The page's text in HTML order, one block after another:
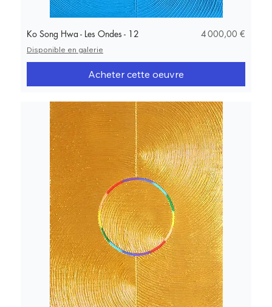
Ko Song Hwa - Les Ondes - 12 Prix
4 000,00 €
Disponible en galerie
Acheter cette oeuvre